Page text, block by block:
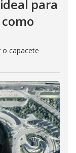
para
capacete